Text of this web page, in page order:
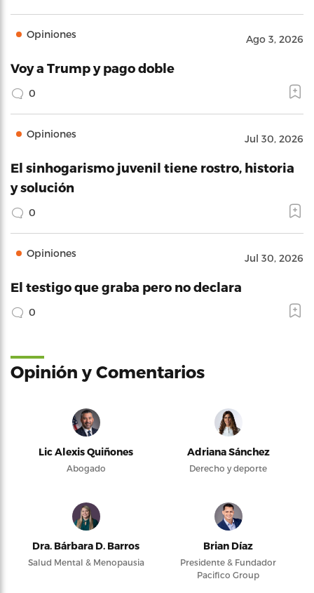
Opiniones Ago 3, 2026
Voy a Trump y pago doble
0
Opiniones Jul 30, 2026
El sinhogarismo juvenil tiene rostro, historia
y solución
0
Opiniones Jul 30, 2026
El testigo que graba pero no declara
0
Opinión y Comentarios
Lic Alexis Quiñones
Abogado
Adriana Sánchez
Derecho y deporte
Dra. Bárbara D. Barros
Salud Mental & Menopausia
Brian Díaz
Presidente & Fundador
Pacifico Group